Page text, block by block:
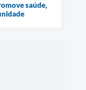
saúde,